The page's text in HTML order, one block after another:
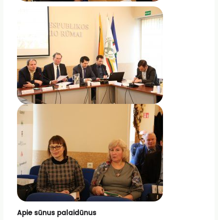
Apie sūnus palaidūnus